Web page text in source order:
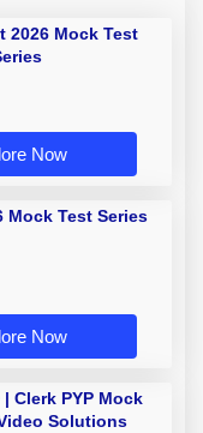
2026 Mock Test
Now
Mock Test Series
Now
| Clerk PYP Mock
Solutions